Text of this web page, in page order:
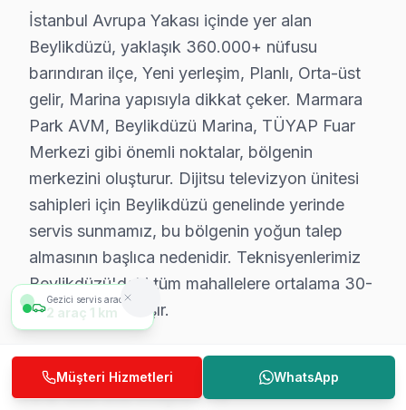
• Beylikdüzü'de Sürekli Eğitim Programları
Her yıl marka sertifikasyon programlarına katılarak
» Ekibimiz, her servis işlemini sanatsal bir titizlikle
Beylikdüzü'de televizyon servis ihtiyacınız için,
Beylikdüzü Dijitsu servis Merkezi
Beylikdüzü Dijitsu uzman ekibimiz, Beylikdüzü bölge
Beylikdüzü'de Dijitsu servis talebiniz için bizi
Beylikdüzü'de Dijitsu teknik destek hizmetimiz TV
Beylikdüzü Dijitsu servis ekibi olarak, Beylikdüzü'de
Beylikdüzü'de Dijitsu Tamiri — 2009'dan Bu
2009'dan bugüne Dijitsu servis deneyimimizin
İlk yıllarda Dijitsu TV'lerde en büyük sorun Android
İstanbul Avrupa Yakası içinde yer alan
Beylikdüzü, yaklaşık 360.000+ nüfusu
barındıran ilçe, Yeni yerleşim, Planlı, Orta-üst
gelir, Marina yapısıyla dikkat çeker. Marmara
Park AVM, Beylikdüzü Marina, TÜYAP Fuar
Merkezi gibi önemli noktalar, bölgenin
merkezini oluşturur. Dijitsu televizyon ünitesi
sahipleri için Beylikdüzü genelinde yerinde
servis sunmamız, bu bölgenin yoğun talep
almasının başlıca nedenidir. Teknisyenlerimiz
Beylikdüzü'deki tüm mahallelere ortalama 30-
45 dakikada ulaşır.
Beylikdüzü Mahalle Bazlı Dijitsu
TV Servis Kapsamı
Gezici servis aracımız
3 araç 1,5 km
Müşteri Hizmetleri WhatsApp